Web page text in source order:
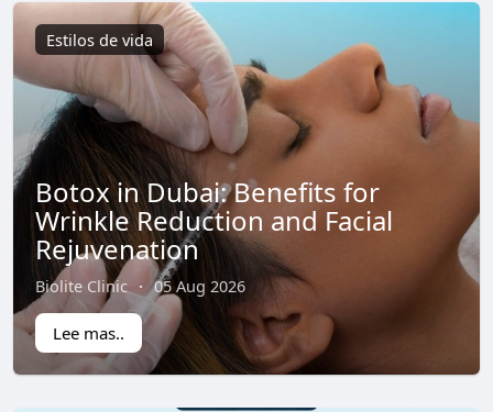
Estilos de vida
Botox in Dubai: Benefits for
Wrinkle Reduction and Facial
Rejuvenation
Biolite Clinic · 05 Aug 2026
Lee mas..